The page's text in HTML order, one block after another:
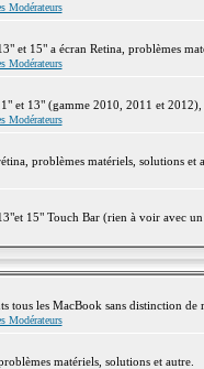
Modérateurs
et 15" a écran Retina, problèmes
Modérateurs
et 13" (gamme 2010, 2011 et 2012),
Modérateurs
problèmes matériels, solutions
15" Touch Bar (rien à voir avec
tous les MacBook sans distinction
Modérateurs
matériels, solutions et autre.